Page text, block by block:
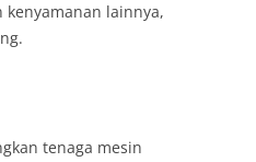
lainnya,
tenaga mesin